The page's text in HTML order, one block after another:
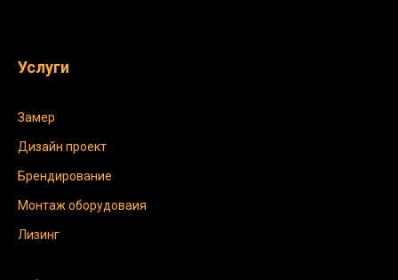
Услуги
Замер
Монтаж оборудоваия
Дизайн проект
Лизинг
Брендирование